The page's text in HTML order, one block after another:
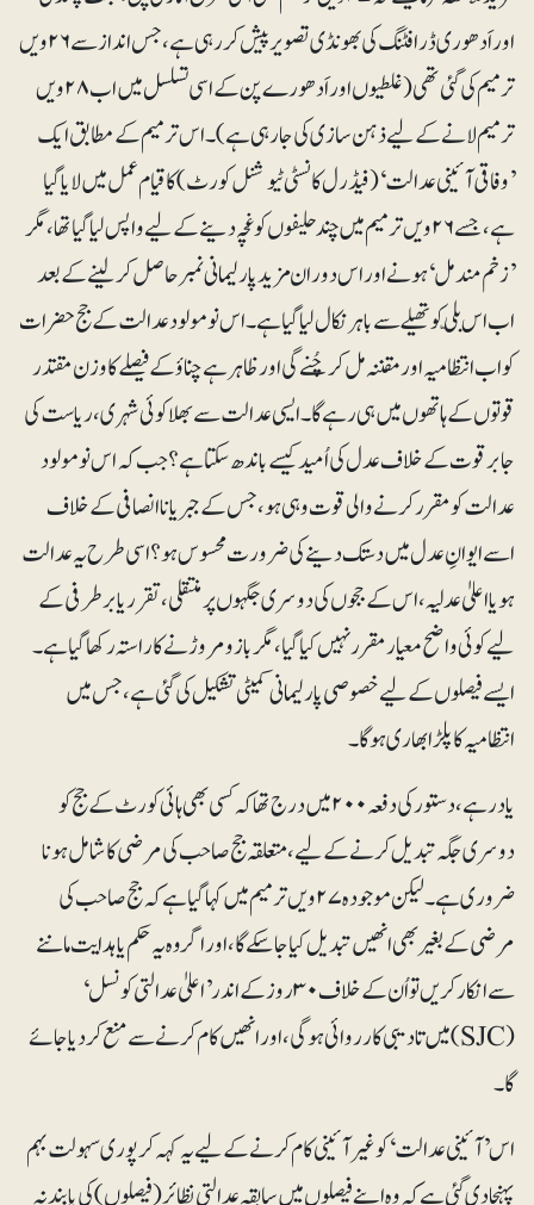
اور اَدھوری ڈرافٹنگ کی بھونڈی تصویر پیش کر رہی ہے، جس انداز سے ۲۶ویں
ترمیم کی گئی تھی (غلطیوں اور اَدھورے پن کے اسی تسلسل میں اب ۲۸ویں
ترمیم لانے کے لیے ذہن سازی کی جارہی ہے)۔ اس ترمیم کے مطابق ایک
’وفاقی آئینی عدالت‘ (فیڈرل کانسٹی ٹیوشنل کورٹ) کا قیام عمل میں لایا گیا
ہے، جسے ۲۶ویں ترمیم میں چند حلیفوں کو غچہ دینے کے لیے واپس لیا گیا تھا، مگر
’زخم مندمل‘ ہونے اور اس دوران مزید پارلیمانی نمبر حاصل کرلینے کے بعد
اب اس بلّی کو تھیلے سے باہر نکال لیا گیا ہے۔ اس نومولود عدالت کے جج حضرات
کو اب انتظامیہ اور مقننہ مل کر چُنے گی اور ظاہر ہے چناؤ کے فیصلے کا وزن مقتدر
قوتوں کے ہاتھوں میں ہی رہے گا۔ ایسی عدالت سے بھلا کوئی شہری، ریاست کی
جابرقوت کے خلاف عدل کی اُمید کیسے باندھ سکتا ہے؟ جب کہ اس نومولود
عدالت کو مقرر کرنے والی قوت وہی ہو، جس کے جبر یا ناانصافی کے خلاف
اسے ایوانِ عدل میں دستک دینے کی ضرورت محسوس ہو؟ اسی طرح یہ عدالت
ہو یا اعلیٰ عدلیہ، اس کے ججوں کی دوسری جگہوں پر منتقلی، تقرر یا برطرفی کے
لیے کوئی واضح معیار مقرر نہیں کیا گیا، مگر بازو مروڑنے کا راستہ رکھا گیا ہے۔
ایسے فیصلوں کے لیے خصوصی پارلیمانی کمیٹی تشکیل کی گئی ہے، جس میں
انتظامیہ کا پلڑا بھاری ہوگا۔
یاد رہے، دستور کی دفعہ ۲۰۰ میں درج تھا کہ کسی بھی ہائی کورٹ کے جج کو
دوسری جگہ تبدیل کرنے کے لیے، متعلقہ جج صاحب کی مرضی کا شامل ہونا
ضروری ہے۔ لیکن موجودہ ۲۷ویں ترمیم میں کہا گیا ہے کہ جج صاحب کی
مرضی کے بغیر بھی انھیں تبدیل کیا جاسکے گا، اور اگر وہ یہ حکم یا ہدایت ماننے
سے انکار کریں تو اُن کے خلاف ۳۰ روز کے اندر ’اعلیٰ عدالتی کونسل‘
(SJC) میں تادیبی کارروائی ہوگی، اور انھیں کام کرنے سے منع کردیا جائے
گا۔
اس ’آئینی عدالت‘ کو غیرآئینی کام کرنے کے لیے یہ کہہ کر پوری سہولت بہم
پہنچا دی گئی ہے کہ وہ اپنے فیصلوں میں سابقہ عدالتی نظائر (فیصلوں) کی پابند نہ